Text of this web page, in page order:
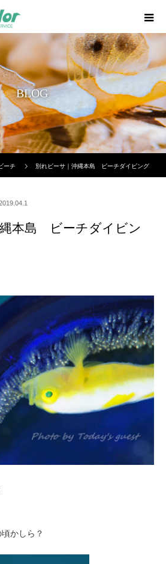
BLOG
ーチ 別れビーサ｜沖縄本島 ビーチダイビング
本島 ビーチダイビン
かしら？